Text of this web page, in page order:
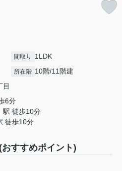
間取り 1LDK
所在階 10階/11階建
目
6分
駅 徒歩10分
徒歩10分
すすめポイント)